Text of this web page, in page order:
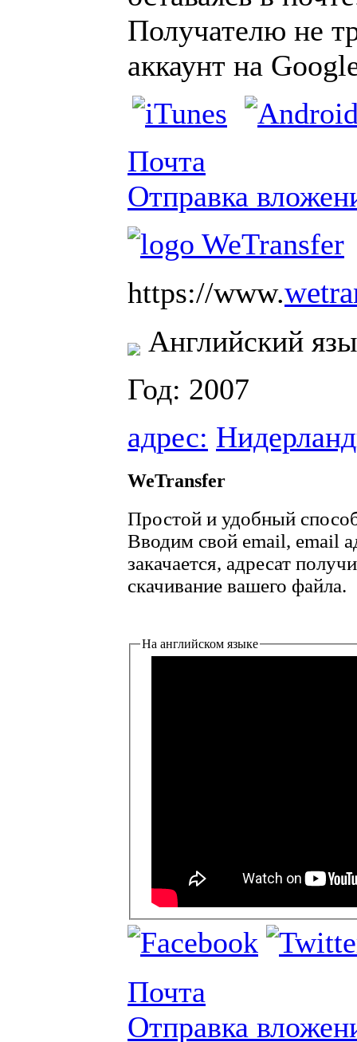
Получателю не
аккаунт на
Почта
Отправка
https://www.
Английский
Год: 2007
адрес:
WeTransfer
Простой и удобный
Вводим свой email, email
закачается, адресат
скачивание вашего файла.
На английском языке
Почта
Отправка